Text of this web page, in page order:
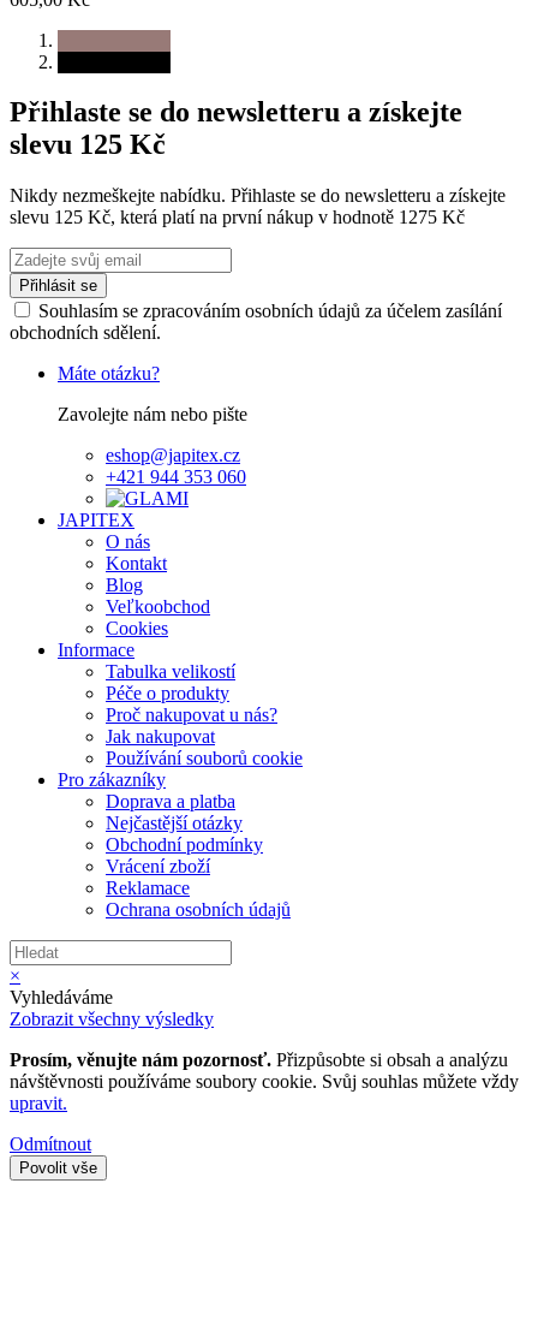
Přihlaste se do newsletteru a získejte
slevu 125 Kč
Nikdy nezmeškejte nabídku. Přihlaste se do newsletteru a získejte
slevu 125 Kč, která platí na první nákup v hodnotě 1275 Kč
Přihlásit se
Souhlasím se zpracováním osobních údajů za účelem zasílání
obchodních sdělení.
Máte otázku?
Zavolejte nám nebo pište
eshop@japitex.cz
+421 944 353 060
JAPITEX
O nás
Kontakt
Blog
Veľkoobchod
Cookies
Informace
Tabulka velikostí
Péče o produkty
Proč nakupovat u nás?
Jak nakupovat
Používání souborů cookie
Pro zákazníky
Doprava a platba
Nejčastější otázky
Obchodní podmínky
Vrácení zboží
Reklamace
Ochrana osobních údajů
×
Vyhledáváme
Zobrazit všechny výsledky
Prosím, věnujte nám pozornosť. Přizpůsobte si obsah a analýzu
návštěvnosti používáme soubory cookie. Svůj souhlas můžete vždy
upravit.
Odmítnout
Povolit vše